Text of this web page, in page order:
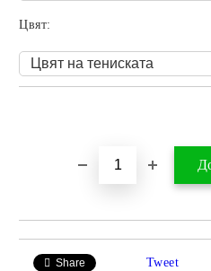
Цвят:
Share Tweet